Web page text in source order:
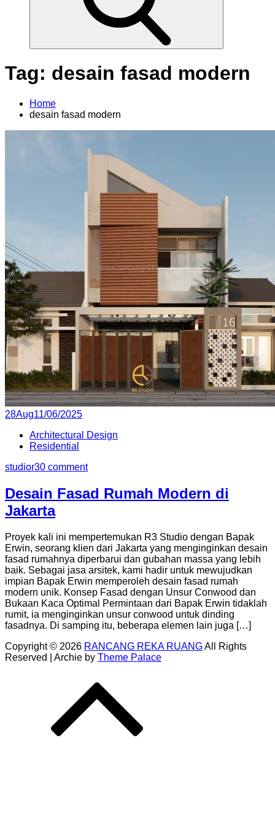
Tag: desain fasad modern
Home
desain fasad modern
Posted
28Aug11/06/2025
Architectural Design
Residential
studior30 comment
Desain Fasad Rumah Modern di
Jakarta
Proyek kali ini mempertemukan R3 Studio dengan Bapak
Erwin, seorang klien dari Jakarta yang menginginkan desain
fasad rumahnya diperbarui dan gubahan massa yang lebih
baik. Sebagai jasa arsitek, kami hadir untuk mewujudkan
impian Bapak Erwin memperoleh desain fasad rumah
modern unik. Konsep Fasad dengan Unsur Conwood dan
Bukaan Kaca Optimal Permintaan dari Bapak Erwin tidaklah
rumit, ia menginginkan unsur conwood untuk dinding
fasadnya. Di samping itu, beberapa elemen lain juga […]
Copyright © 2026 RANCANG REKA RUANGAll Rights
Reserved | Archie by Theme Palace